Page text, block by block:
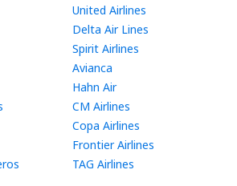
United Airlines
Delta Air Lines
Spirit Airlines
Avianca
Hahn Air
CM Airlines
Copa Airlines
Frontier Airlines
TAG Airlines